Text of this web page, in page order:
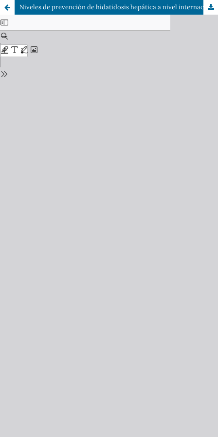
Niveles de prevención de hidatidosis hepática a nivel internacional en comparación a Chile: Una revisión bibliográfica.